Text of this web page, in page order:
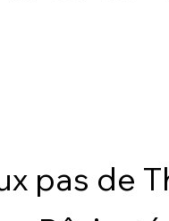
pas de